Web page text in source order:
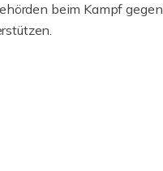
beim Kampf gegen